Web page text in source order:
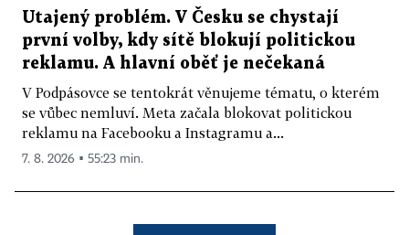
Utajený problém. V Česku se chystají
první volby, kdy sítě blokují politickou
reklamu. A hlavní oběť je nečekaná
V Podpásovce se tentokrát věnujeme tématu, o kterém
se vůbec nemluví. Meta začala blokovat politickou
reklamu na Facebooku a Instagramu a...
7. 8. 2026 ▪ 55:23 min.